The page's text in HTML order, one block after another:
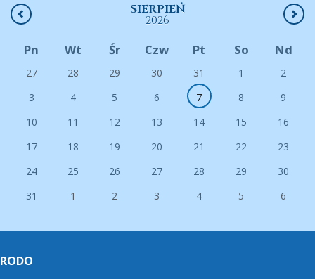
SIERPIEŃ
2026
Pn Wt Śr Czw Pt So Nd
27 28 29 30 31 1
2
3
4 5 6 7 8
9
10
11 12 13 14 15
16
17
18 19 20 21 22
23
24
25 26 27 28 29
30
31
1 2 3 4 5 6
RODO